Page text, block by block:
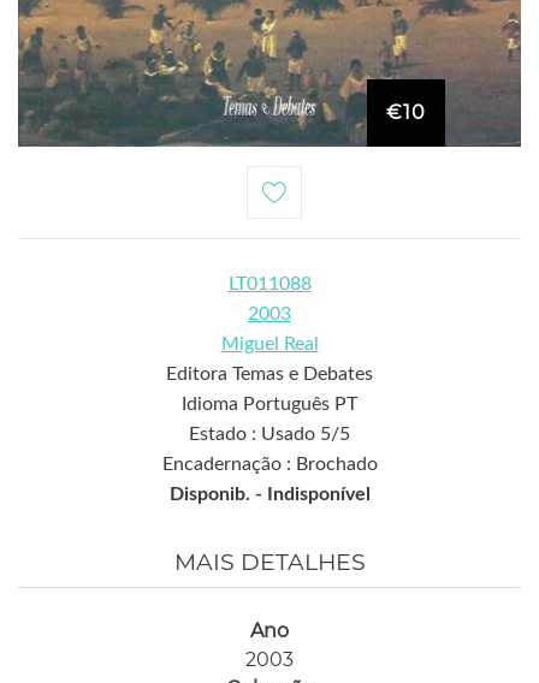
€10
LT011088
2003
Miguel Real
Editora Temas e Debates
Idioma Português PT
Estado : Usado 5/5
Encadernação : Brochado
Disponib. -
Indisponível
MAIS DETALHES
Ano
2003